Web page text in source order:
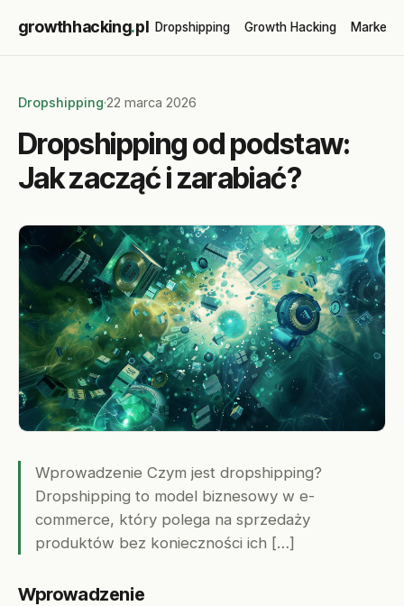
growthhacking.pl Dropshipping Growth Hacking
Dropshipping·22 marca 2026
Dropshipping od podstaw:
Jak zacząć i zarabiać?
Wprowadzenie Czym jest dropshipping?
Dropshipping to model biznesowy w e-
commerce, który polega na sprzedaży
produktów bez konieczności ich […]
Wprowadzenie